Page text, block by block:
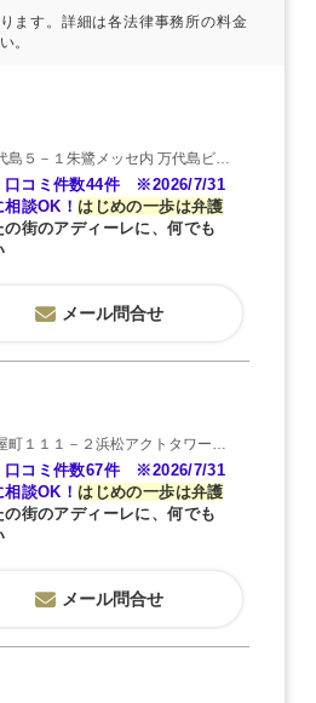
－１朱鷺メッセ内 万代島ビル１８Ｆ
コミ件数44件 ※2026/7/31
談OK！ はじめの一歩は弁護
の街のアディーレに、何でも
メール問合せ
１１－２浜松アクトタワー１８Ｆ
コミ件数67件 ※2026/7/31
談OK！ はじめの一歩は弁護
の街のアディーレに、何でも
メール問合せ